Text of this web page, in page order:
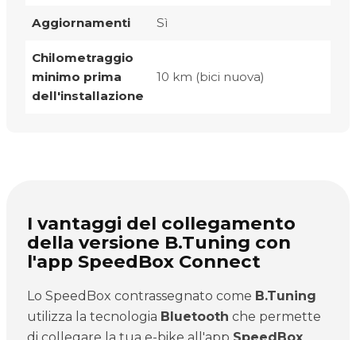
Aggiornamenti Sì
Chilometraggio
minimo prima
dell'installazione
10 km (bici nuova)
I vantaggi del collegamento
della versione B.Tuning con
l'app SpeedBox Connect
Lo SpeedBox contrassegnato come B.Tuning
utilizza la tecnologia Bluetooth che permette